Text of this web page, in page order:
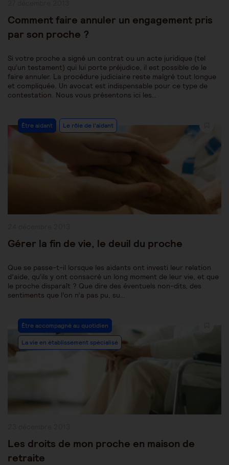
Comment faire annuler un engagement pris
par son proche ?
Si votre proche a signé un contrat ou un acte juridique (tel
qu’un testament) qui lui porte préjudice, il est possible de le
faire annuler. La procédure judiciaire reste malgré tout longue
et compliquée. Un avocat est indispensable pour ce type de
contestation. Nous vous présentons ici les…
Post
Category:
Être aidant Le rôle de l'aidant
Gérer la fin de vie, le deuil du proche
Que se passe-t-il lorsque les aidants ont investi leur relation
d’aide, qu’ils y ont consacré un long moment de leur vie, et que
le proche disparaît ? Que dire des éventuels non-dits, des
sentiments que l’on n’a pas pu, su…
Post
Category:
Être accompagné au quotidien
La vie en établissement spécialisé
Les droits de mon proche en maison de
retraite